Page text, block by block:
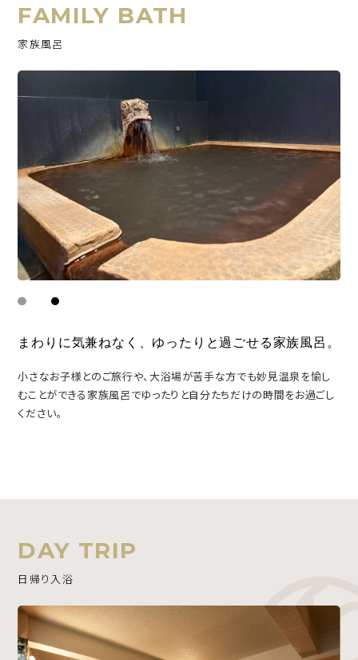
まわりに気兼ねなく、 ゆったりと過ごせる家族風呂。
小さなお子様とのご旅行や、大浴場が苦手な方でも妙見温泉を愉し
むことができる家族風呂でゆったりと自分たちだけの時間をお過ごし
ください。
FAMILY BATH
家族風呂
DAY TRIP
日帰り入浴